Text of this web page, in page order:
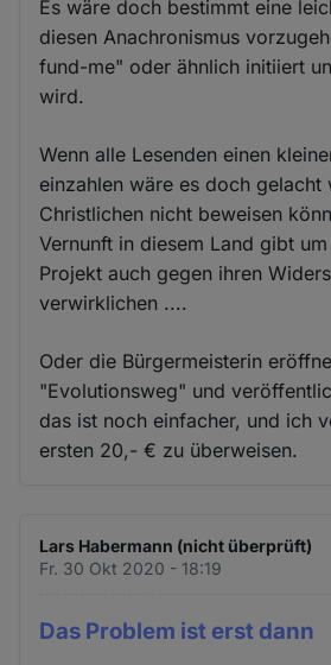
Es wäre doch bestimmt eine
diesen Anachronismus
fund-me" oder ähnlich initiiert
wird.
Wenn alle Lesenden einen
einzahlen wäre es doch gelacht
Christlichen nicht beweisen
Vernunft in diesem Land gibt
Projekt auch gegen ihren
verwirklichen ....
Oder die Bürgermeisterin
"Evolutionsweg" und
das ist noch einfacher, und ich
ersten 20,- € zu überweisen.
Lars Habermann (nicht überprüft)
Fr. 30 Okt 2020 - 18:19
Das Problem ist erst dann